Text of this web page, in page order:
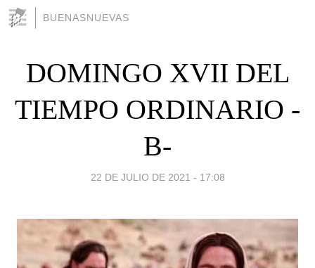
BUENASNUEVAS
DOMINGO XVII DEL
TIEMPO ORDINARIO -
B-
22 DE JULIO DE 2021 - 17:08